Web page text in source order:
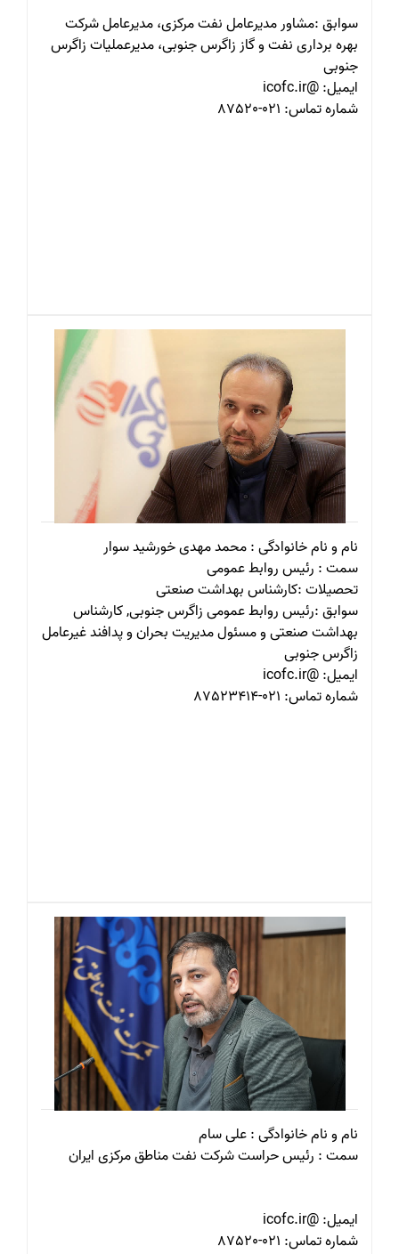
سوابق :مشاور مدیرعامل نفت مرکزی، مدیرعامل شرکت
بهره برداری نفت و گاز زاگرس جنوبی، مدیرعملیات زاگرس
جنوبی
ایمیل: @icofc.ir
شماره تماس: 021-87520
نام و نام خانوادگی : محمد مهدی خورشید سوار
سمت : رئیس روابط عمومی
تحصیلات :کارشناس بهداشت صنعتی
سوابق :رئیس روابط عمومی زاگرس جنوبی, کارشناس
بهداشت صنعتی و مسئول مدیریت بحران و پدافند غیرعامل
زاگرس جنوبی
ایمیل: @icofc.ir
شماره تماس: 021-87523414
نام و نام خانوادگی : علی سام
سمت : رئیس حراست شرکت نفت مناطق مرکزی ایران
ایمیل: @icofc.ir
شماره تماس: 021-87520